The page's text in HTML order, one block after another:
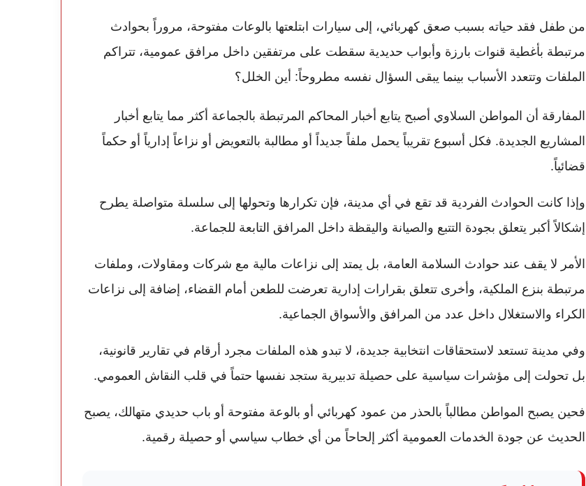
من طفل فقد حياته بسبب صعق كهربائي، إلى سيارات ابتلعتها بالوعات مفتوحة، مروراً بحوادث
مرتبطة بأغطية قنوات بارزة وأبواب حديدية سقطت على مرتفقين داخل مرافق عمومية، تتراكم
الملفات وتتعدد الأسباب بينما يبقى السؤال نفسه مطروحاً: أين الخلل؟
المفارقة أن المواطن السلاوي أصبح يتابع أخبار المحاكم المرتبطة بالجماعة أكثر مما يتابع أخبار
المشاريع الجديدة. فكل أسبوع تقريباً يحمل ملفاً جديداً أو مطالبة بالتعويض أو نزاعاً إدارياً أو حكماً
قضائياً.
وإذا كانت الحوادث الفردية قد تقع في أي مدينة، فإن تكرارها وتحولها إلى سلسلة متواصلة يطرح
إشكالاً أكبر يتعلق بجودة التتبع والصيانة واليقظة داخل المرافق التابعة للجماعة.
الأمر لا يقف عند حوادث السلامة العامة، بل يمتد إلى نزاعات مالية مع شركات ومقاولات، وملفات
مرتبطة بنزع الملكية، وأخرى تتعلق بقرارات إدارية تعرضت للطعن أمام القضاء، إضافة إلى نزاعات
الكراء والاستغلال داخل عدد من المرافق والأسواق الجماعية.
وفي مدينة تستعد لاستحقاقات انتخابية جديدة، لا تبدو هذه الملفات مجرد أرقام في تقارير قانونية،
بل تحولت إلى مؤشرات سياسية على حصيلة تدبيرية ستجد نفسها حتماً في قلب النقاش العمومي.
فحين يصبح المواطن مطالباً بالحذر من عمود كهربائي أو بالوعة مفتوحة أو باب حديدي متهالك، يصبح
الحديث عن جودة الخدمات العمومية أكثر إلحاحاً من أي خطاب سياسي أو حصيلة رقمية.